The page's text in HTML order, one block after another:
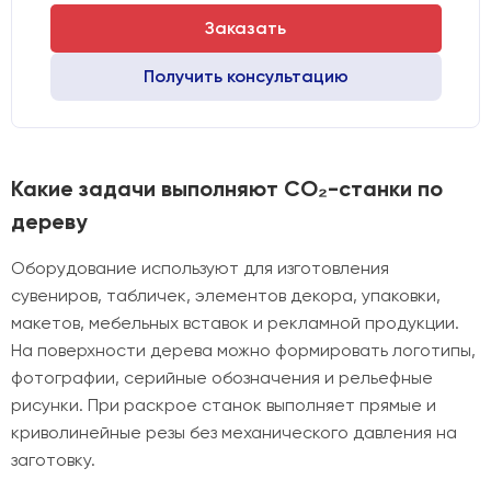
Заказать
Получить консультацию
Какие задачи выполняют CO₂-станки по
дереву
Оборудование используют для изготовления
сувениров, табличек, элементов декора, упаковки,
макетов, мебельных вставок и рекламной продукции.
На поверхности дерева можно формировать логотипы,
фотографии, серийные обозначения и рельефные
рисунки. При раскрое станок выполняет прямые и
криволинейные резы без механического давления на
заготовку.